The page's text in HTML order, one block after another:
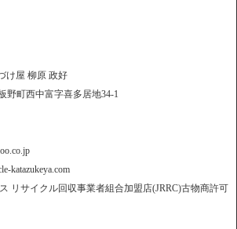
け屋 柳原 政好
野町西中富字喜多居地34-1
katazukeya.com
リサイクル回収事業者組合加盟店(JRRC)古物商許可